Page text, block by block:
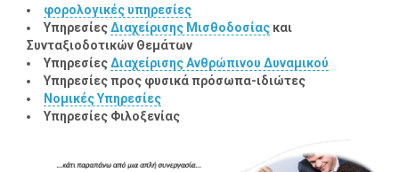
φορολογικές υπηρεσίες
ΥπηρεσίεςΔιαχείρισης Μισθοδοσίας και
Συνταξιοδοτικών Θεμάτων
ΥπηρεσίεςΔιαχείρισης Ανθρώπινου Δυναμικού
Υπηρεσίες προς φυσικά πρόσωπα-ιδιώτες
Νομικές Υπηρεσίες
Υπηρεσίες Φιλοξενίας